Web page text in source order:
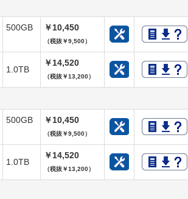
500GB ￥10,450
（税抜￥9,500）
1.0TB
￥14,520
（税抜￥13,200）
500GB ￥10,450
（税抜￥9,500）
1.0TB
￥14,520
（税抜￥13,200）